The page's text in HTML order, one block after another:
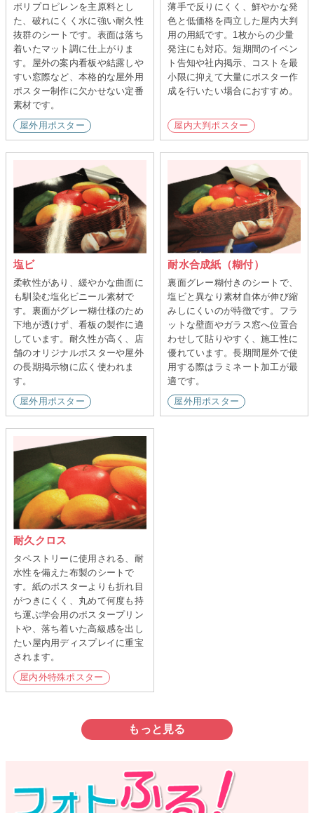
ポリプロピレンを主原料とし
た、破れにくく水に強い耐久性
抜群のシートです。表面は落ち
着いたマット調に仕上がりま
す。屋外の案内看板や結露しや
すい窓際など、本格的な屋外用
ポスター制作に欠かせない定番
素材です。
屋外用ポスター
薄手で反りにくく、鮮やかな発
色と低価格を両立した屋内大判
用の用紙です。1枚からの少量
発注にも対応。短期間のイベン
ト告知や社内掲示、コストを最
小限に抑えて大量にポスター作
成を行いたい場合におすすめ。
屋内大判ポスター
塩ビ
柔軟性があり、緩やかな曲面に
も馴染む塩化ビニール素材で
す。裏面がグレー糊仕様のため
下地が透けず、看板の製作に適
しています。耐久性が高く、店
舗のオリジナルポスターや屋外
の長期掲示物に広く使われま
す。
屋外用ポスター
耐水合成紙（糊付）
裏面グレー糊付きのシートで、
塩ビと異なり素材自体が伸び縮
みしにくいのが特徴です。フラ
ットな壁面やガラス窓へ位置合
わせして貼りやすく、施工性に
優れています。長期間屋外で使
用する際はラミネート加工が最
適です。
屋外用ポスター
耐久クロス
タペストリーに使用される、耐
水性を備えた布製のシートで
す。紙のポスターよりも折れ目
がつきにくく、丸めて何度も持
ち運ぶ学会用のポスタープリン
トや、落ち着いた高級感を出し
たい屋内用ディスプレイに重宝
されます。
屋内外特殊ポスター
もっと見る